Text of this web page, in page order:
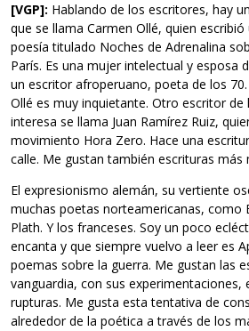
[VGP]: Hablando de los escritores, hay
que se llama Carmen Ollé, quien
poesía titulado Noches de Adrenalina
París. Es una mujer intelectual y esposa
un escritor afroperuano, poeta de los
Ollé es muy inquietante. Otro escritor de
interesa se llama Juan Ramírez Ruiz,
movimiento Hora Zero. Hace una
calle. Me gustan también escrituras más
El expresionismo alemán, su vertiente
muchas poetas norteamericanas, como
Plath. Y los franceses. Soy un poco
encanta y que siempre vuelvo a leer es
poemas sobre la guerra. Me gustan las
vanguardia, con sus experimentaciones,
rupturas. Me gusta esta tentativa de
alrededor de la poética a través de los